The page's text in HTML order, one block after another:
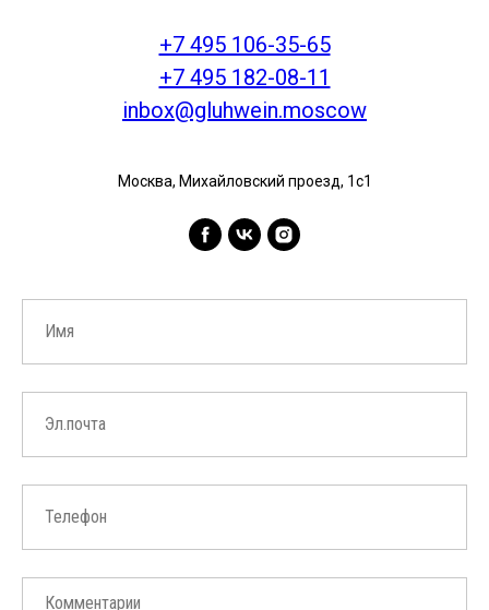
+7 495 106-35-65
+7 495 182-08-11
inbox@gluhwein.moscow
Москва, Михайловский проезд, 1с1